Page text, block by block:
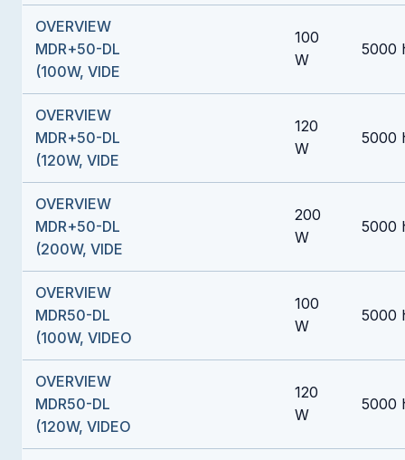
OVERVIEW
MDR+50-DL
(100W, VIDE
100
W
5000
OVERVIEW
MDR+50-DL
(120W, VIDE
120
W
5000
OVERVIEW
MDR+50-DL
(200W, VIDE
200
W
5000
OVERVIEW
MDR50-DL
(100W, VIDEO
100
W
5000
OVERVIEW
MDR50-DL
(120W, VIDEO
120
W
5000